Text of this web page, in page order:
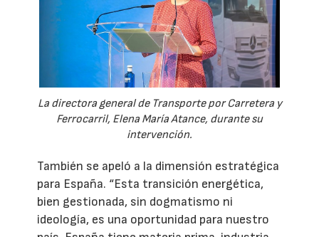
La directora general de Transporte por Carretera y
Ferrocarril, Elena María Atance, durante su
intervención.
También se apeló a la dimensión estratégica
para España. “Esta transición energética,
bien gestionada, sin dogmatismo ni
ideología, es una oportunidad para nuestro